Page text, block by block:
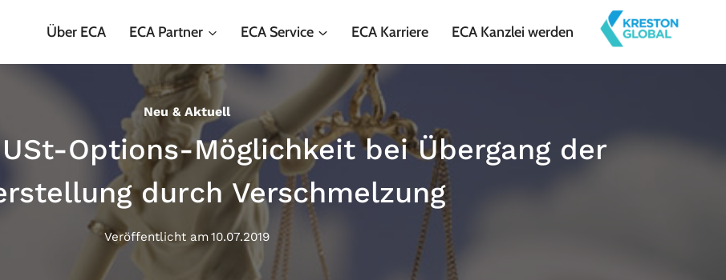
Über ECA ECA Partner ECA Service ECA Karriere ECA Kanzlei werden
Neu & Aktuell
Options-Möglichkeit bei Übergang der
durch Verschmelzung
Veröffentlicht am10.07.2019